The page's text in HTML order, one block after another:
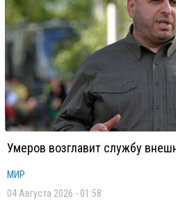
Умеров возглавит службу
МИР
04 Августа 2026 - 01:58